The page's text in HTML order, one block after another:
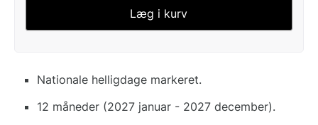
Læg i kurv
Nationale helligdage markeret.
12 måneder (2027 januar - 2027 december).